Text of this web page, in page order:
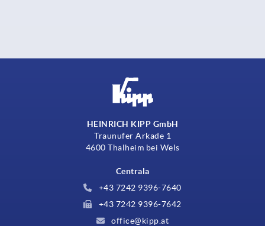
HEINRICH KIPP GmbH
Traunufer Arkade 1
4600 Thalheim bei Wels
Centrala
+43 7242 9396-7640
+43 7242 9396-7642
office@kipp.at